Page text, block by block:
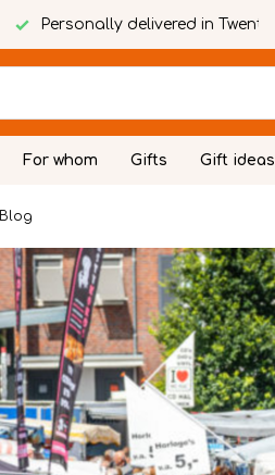
Personally delivered in Twente
For whom Gifts Gift ideas
Blog